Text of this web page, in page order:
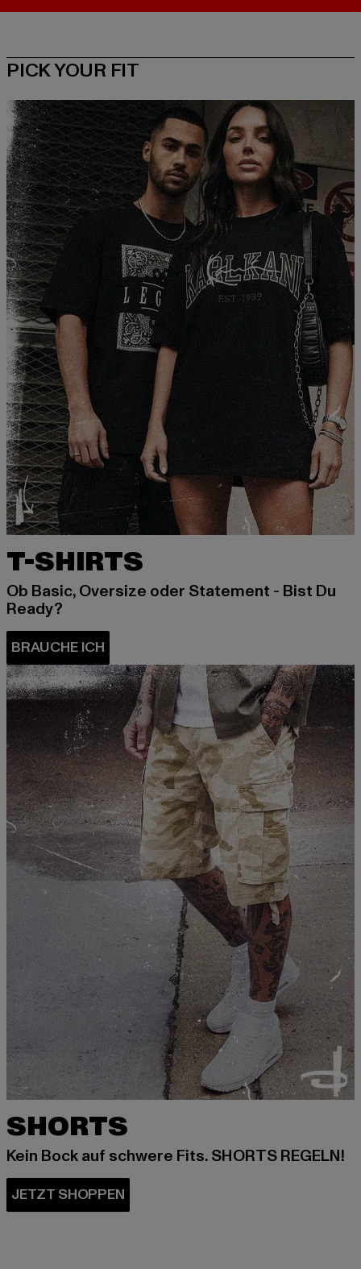
PICK YOUR FIT
T-SHIRTS
Ob Basic, Oversize oder Statement - Bist Du
Ready?
SHORTS
Kein Bock auf schwere Fits. SHORTS REGELN!